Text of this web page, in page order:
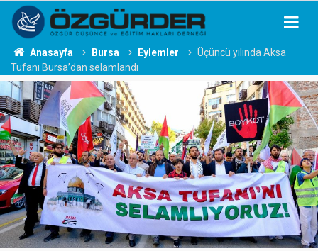
Anasayfa Bursa Eylemler
Üçüncü yılında Aksa
Tufanı Bursa’dan selamlandı